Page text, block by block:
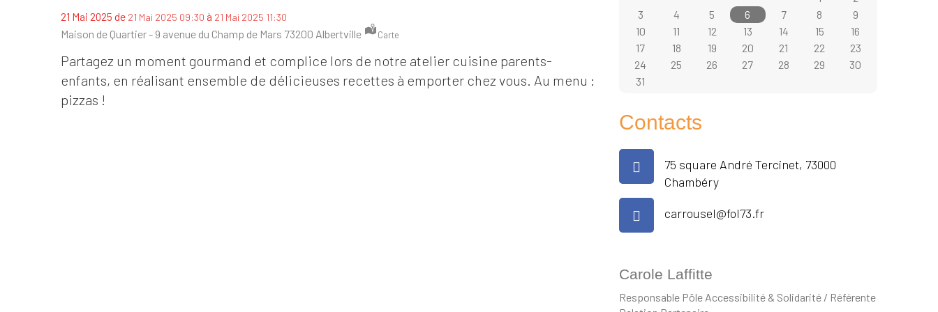
21 Mai 2025 de 21 Mai 2025 09:30 à 21 Mai 2025 11:30
Maison de Quartier - 9 avenue du Champ de Mars 73200 Albertville Carte
Partagez un moment gourmand et complice lors de notre atelier cuisine parents-
enfants, en réalisant ensemble de délicieuses recettes à emporter chez vous. Au menu :
pizzas !
3
4 5 6 7 8
9
10
11 12 13 14 15
16
17
18 19 20 21 22
23
24
25 26 27 28 29
30
31
Contacts
75 square André Tercinet, 73000
Chambéry
carrousel@fol73.fr
Carole Laffitte
Responsable Pôle Accessibilité & Solidarité / Référente